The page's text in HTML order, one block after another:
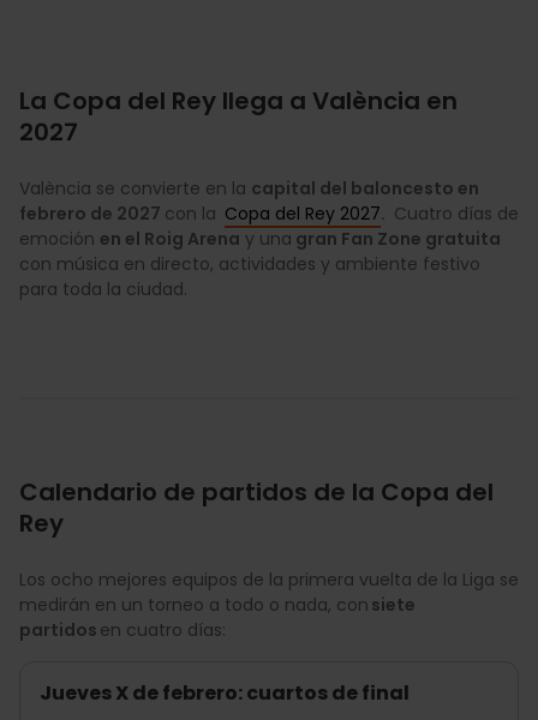
La Copa del Rey llega a València en
2027
València se convierte en la capital del baloncesto en
febrero de 2027 con la Copa del Rey 2027. Cuatro días de
emoción en el Roig Arena y una gran Fan Zone gratuita
con música en directo, actividades y ambiente festivo
para toda la ciudad.
Calendario de partidos de la Copa del
Rey
Los ocho mejores equipos de la primera vuelta de la Liga se
medirán en un torneo a todo o nada, con siete
partidos en cuatro días:
Jueves X de febrero: cuartos de final